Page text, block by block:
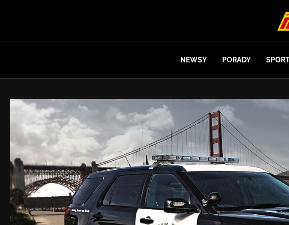
NEWSY PORADY